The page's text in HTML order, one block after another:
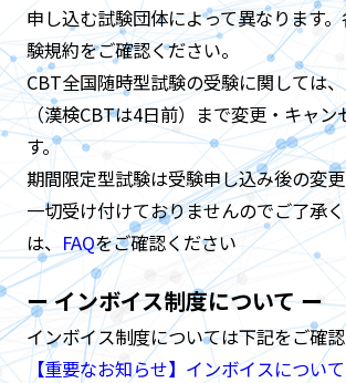
申し込む試験団体によって異なります
験規約をご確認ください。
CBT全国随時型試験の受験に関しては
（漢検CBTは4日前）まで変更・キャン
す。
期間限定型試験は受験申し込み後の変
一切受け付けておりませんのでご了承
は、 FAQをご確認ください
ー インボイス制度について ー
インボイス制度については下記をご確
【重要なお知らせ】インボイスについて